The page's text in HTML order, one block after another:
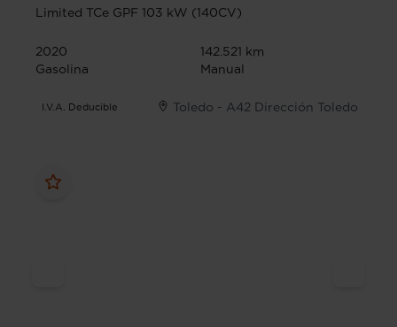
Limited TCe GPF 103 kW (140CV)
2020
142.521 km
Gasolina
Manual
I.V.A. Deducible Toledo - A42 Dirección Toledo